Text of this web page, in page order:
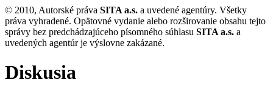
© 2010, Autorské práva SITA a.s. a uvedené agentúry. Všetky
práva vyhradené. Opätovné vydanie alebo rozširovanie obsahu tejto
správy bez predchádzajúceho písomného súhlasu SITA a.s. a
uvedených agentúr je výslovne zakázané.
Diskusia